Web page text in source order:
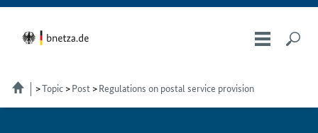
Topic Post Regulations on postal service provision